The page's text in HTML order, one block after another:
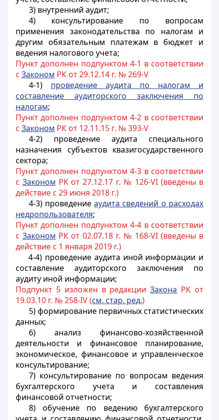
3) внутренний аудит;
4) консультирование по вопросам
применения законодательства по налогам и
другим обязательным платежам в бюджет и
ведения налогового учета;
Пункт дополнен подпунктом 4-1 в соответствии
с Законом РК от 29.12.14 г. № 269-V
4-1) проведение аудита по налогам и
составление аудиторского заключения по
налогам;
Пункт дополнен подпунктом 4-2 в соответствии
с Законом РК от 12.11.15 г. № 393-V
4-2) проведение аудита специального
назначения субъектов квазигосударственного
сектора;
Пункт дополнен подпунктом 4-3 в соответствии
с Законом РК от 27.12.17 г. № 126-VI (введены в
действие с 29 июня 2018 г.)
4-3) проведениеаудита сведений о расходах
недропользователя;
Пункт дополнен подпунктом 4-4 в соответствии
с Законом РК от 02.07.18 г. № 168-VI (введены в
действие с 1 января 2019 г.)
4-4) проведение аудита иной информации и
составление аудиторского заключения по
аудиту иной информации;
Подпункт 5 изложен в редакцииЗакона РК от
19.03.10 г. № 258-IV (см. стар. ред.)
5) формирование первичных статистических
данных;
6) анализ финансово-хозяйственной
деятельности и финансовое планирование,
экономическое, финансовое и управленческое
консультирование;
7) консультирование по вопросам ведения
бухгалтерского учета и составления
финансовой отчетности;
8) обучение по ведению бухгалтерского